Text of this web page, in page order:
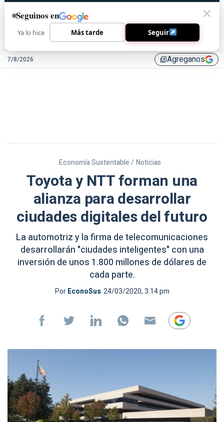
7/8/2026 library_addAgreganos
Economía Sustentable / Noticias
Toyota y NTT forman una
alianza para desarrollar
ciudades digitales del futuro
La automotriz y la firma de telecomunicaciones
desarrollarán "ciudades inteligentes" con una
inversión de unos 1.800 millones de dólares de
cada parte.
PorEconoSus 24/03/2020, 3:14 pm
Seguinos en
Ya lo hice Más tarde Seguir